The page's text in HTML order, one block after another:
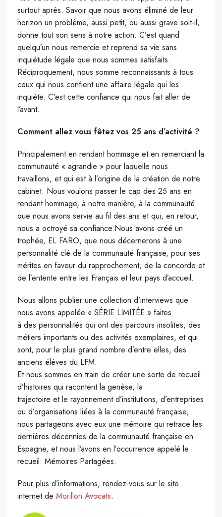
surtout après. Savoir que nous avons éliminé de leur
horizon un problème, aussi petit, ou aussi grave soit-il,
donne tout son sens à notre action. C’est quand
quelqu’un nous remercie et reprend sa vie sans
inquiétude légale que nous sommes satisfaits.
Réciproquement, nous somme reconnaissants à tous
ceux qui nous confient une affaire légale qui les
inquiète. C’est cette confiance qui nous fait aller de
l’avant.
Comment allez vous fêtez vos 25 ans d’activité ?
Principalement en rendant hommage et en remerciant la
communauté « agrandie » pour laquelle nous
travaillons, et qui est à l’origine de la création de notre
cabinet. Nous voulons passer le cap des 25 ans en
rendant hommage, à notre manière, à la communauté
que nous avons servie au fil des ans et qui, en retour,
nous a octroyé sa confiance.Nous avons créé un
trophée, EL FARO, que nous décernerons à une
personnalité clé de la communauté française, pour ses
mérites en faveur du rapprochement, de la concorde et
de l’entente entre les Français et leur pays d’accueil.
Nous allons publier une collection d’interviews que
nous avons appelée « SÉRIE LIMITÉE » faites
à des personnalités qui ont des parcours insolites, des
métiers importants ou des activités exemplaires, et qui
sont, pour le plus grand nombre d’entre elles, des
anciens élèves du LFM.
Et nous sommes en train de créer une sorte de recueil
d’histoires qui racontent la genèse, la
trajectoire et le rayonnement d’institutions, d’entreprises
ou d’organisations liées à la communauté française;
nous partageons avec eux une mémoire qui retrace les
dernières décennies de la communauté française en
Espagne, et nous l’avons en l’occurrence appelé le
recueil: Mémoires Partagées.
Pour plus d’informations, rendez-vous sur le site
internet de Morillon Avocats.